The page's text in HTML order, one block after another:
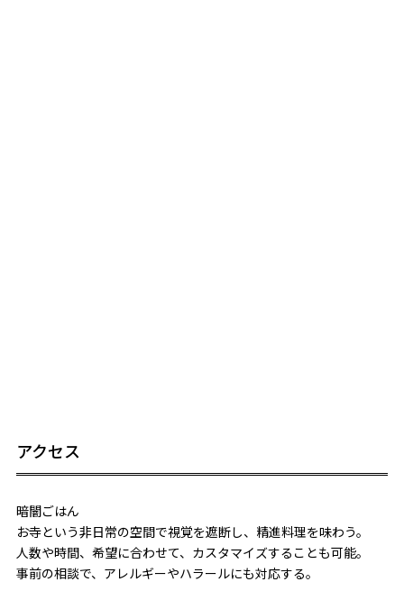
アクセス
暗闇ごはん
お寺という非日常の空間で視覚を遮断し、精進料理を味わう。
人数や時間、希望に合わせて、カスタマイズすることも可能。
事前の相談で、アレルギーやハラールにも対応する。